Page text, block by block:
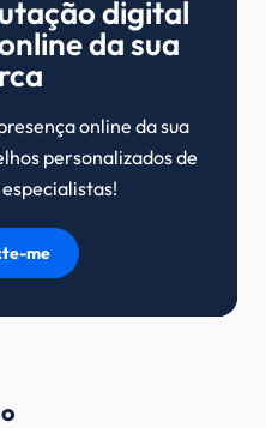
digital
da sua
online da sua
personalizados de
me